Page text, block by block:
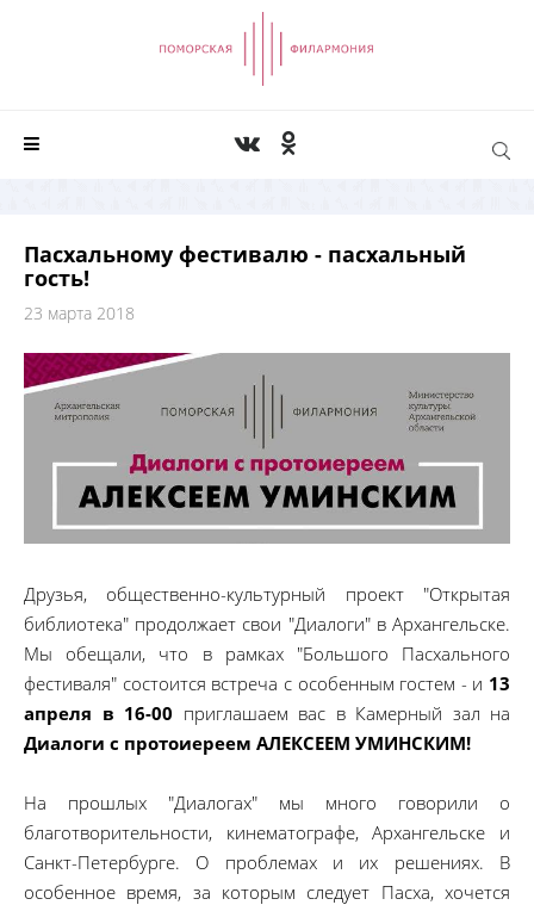
Пасхальному фестивалю - пасхальный
гость!
23 марта 2018
Друзья, общественно-культурный проект "Открытая
библиотека" продолжает свои "Диалоги" в Архангельске.
Мы обещали, что в рамках "Большого Пасхального
фестиваля" состоится встреча с особенным гостем - и 13
апреля в 16-00 приглашаем вас в Камерный зал на
Диалоги с протоиереем АЛЕКСЕЕМ УМИНСКИМ!
На прошлых "Диалогах" мы много говорили о
благотворительности, кинематографе, Архангельске и
Санкт-Петербурге. О проблемах и их решениях. В
особенное время, за которым следует Пасха, хочется